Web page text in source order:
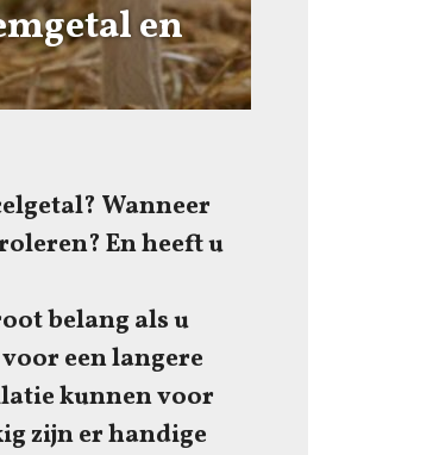
en
Wanneer
En heeft u
belang als u
een langere
kunnen voor
zijn er handige